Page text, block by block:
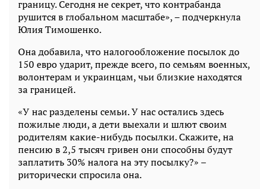
границу. Сегодня не секрет, что контрабанда
рушится в глобальном масштабе», – подчеркнула
Юлия Тимошенко.
Она добавила, что налогообложение посылок до
150 евро ударит, прежде всего, по семьям военных,
волонтерам и украинцам, чьи близкие находятся
за границей.
«У нас разделены семьи. У нас остались здесь
пожилые люди, а дети выехали и шлют своим
родителям какие-нибудь посылки. Скажите, на
пенсию в 2,5 тысяч гривен они способны будут
заплатить 30% налога на эту посылку?» –
риторически спросила она.